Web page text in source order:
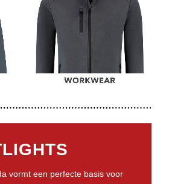
vormt een perfecte basis voor